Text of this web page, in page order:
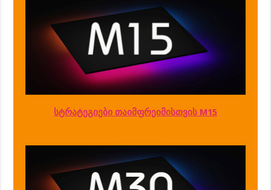
სტრატეგიები თაიმფრეიმისთვის M15